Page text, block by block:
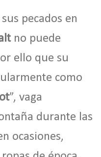
pecados en
no puede
ello que su
como
”, vaga
durante las
ocasiones,